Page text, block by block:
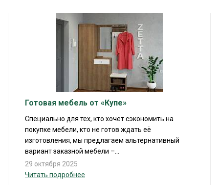
Готовая мебель от «Купе»
Специально для тех, кто хочет сэкономить на
покупке мебели, кто не готов ждать её
изготовления, мы предлагаем альтернативный
вариант заказной мебели –...
29 октября 2025
Читать подробнее